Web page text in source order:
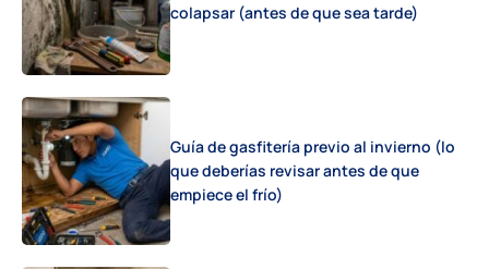
colapsar (antes de que sea tarde)
Guía de gasfitería previo al invierno (lo
que deberías revisar antes de que
empiece el frío)